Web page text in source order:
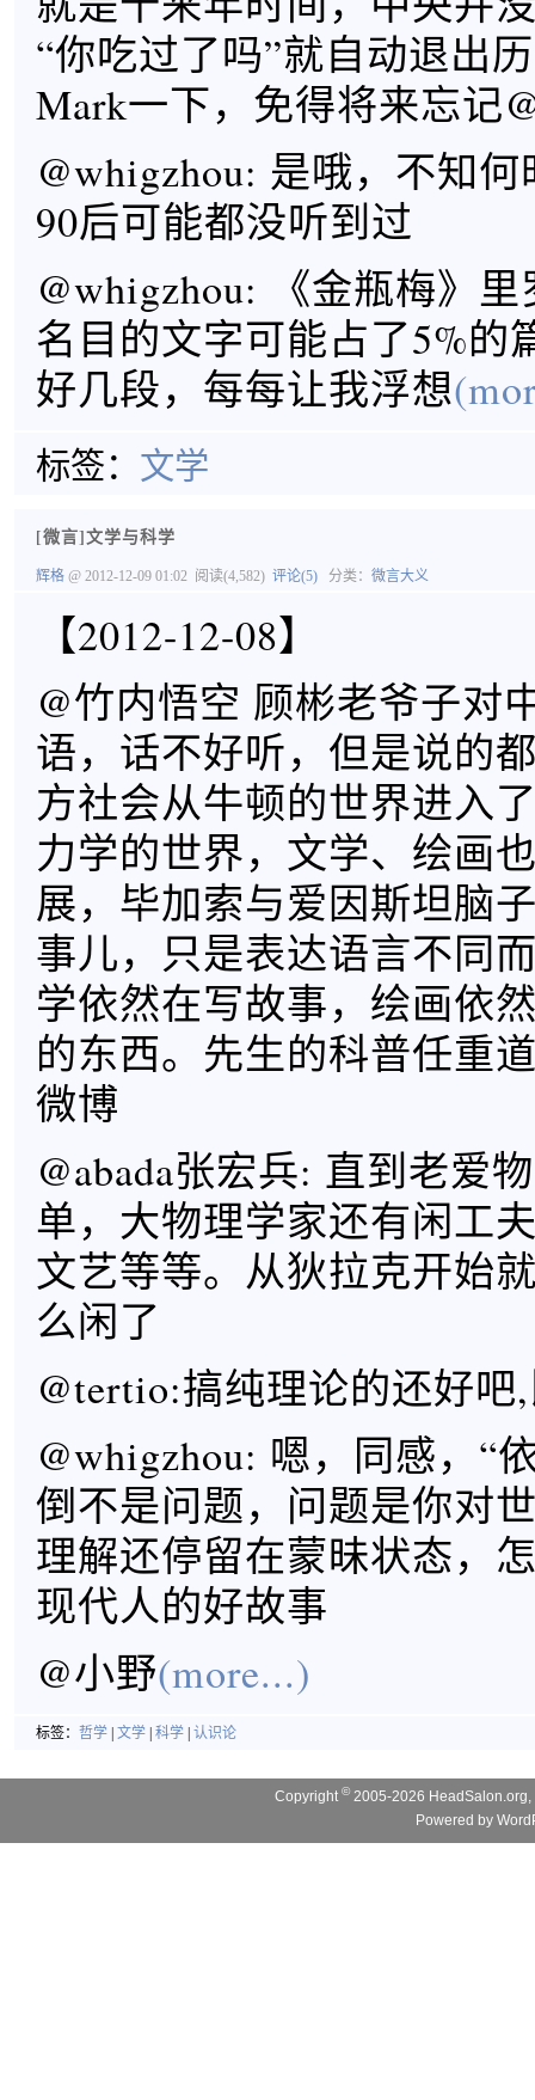
“你吃过了吗”就自动退出
Mark一下，免得将来忘记
@whigzhou: 是哦，不知
90后可能都没听到过
@whigzhou: 《金瓶梅》
名目的文字可能占了5%的
好几段，每每让我浮想
标签： 文学
[微言]文学与科学
辉格 @ 2012-12-09 01:02 阅读(4,582) 评论(5) 分类： 微言大义
【2012-12-08】
@竹内悟空 顾彬老爷子对
语，话不好听，但是说的
方社会从牛顿的世界进入
力学的世界，文学、绘画
展，毕加索与爱因斯坦脑
事儿，只是表达语言不同
学依然在写故事，绘画依
的东西。先生的科普任重
微博
@abada张宏兵: 直到老爱
单，大物理学家还有闲工
文艺等等。从狄拉克开始
么闲了
@tertio:搞纯理论的还好吧
@whigzhou: 嗯，同感，“
倒不是问题，问题是你对
理解还停留在蒙昧状态，
现代人的好故事
@小野(more...)
标签： 哲学 文学 科学 认识论
Copyright© 2005-2026
Powered by